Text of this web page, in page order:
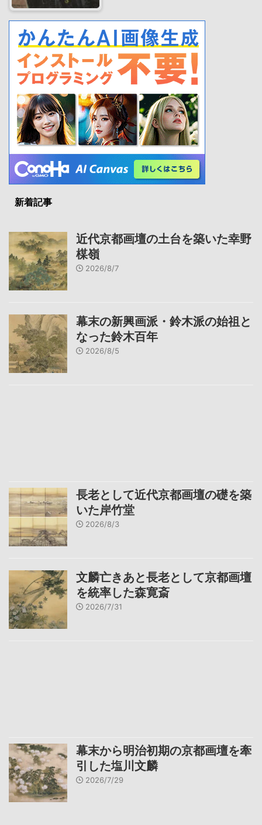
新着記事
近代京都画壇の土台を築いた幸野
楳嶺
2026/8/7
幕末の新興画派・鈴木派の始祖と
なった鈴木百年
2026/8/5
長老として近代京都画壇の礎を築
いた岸竹堂
2026/8/3
文麟亡きあと長老として京都画壇
を統率した森寛斎
2026/7/31
幕末から明治初期の京都画壇を牽
引した塩川文麟
2026/7/29